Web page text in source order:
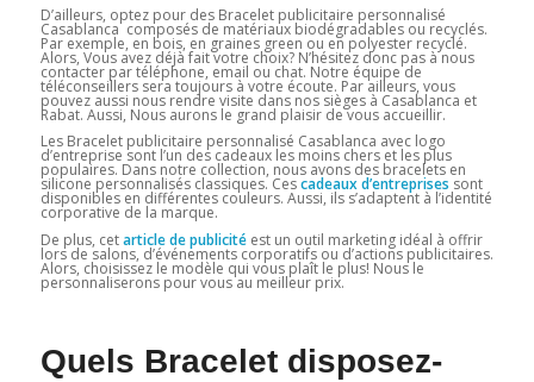
D’ailleurs, optez pour des Bracelet publicitaire personnalisé
Casablanca composés de matériaux biodégradables ou recyclés.
Par exemple, en bois, en graines green ou en polyester recyclé.
Alors, Vous avez déjà fait votre choix? N’hésitez donc pas à nous
contacter par téléphone, email ou chat. Notre équipe de
téléconseillers sera toujours à votre écoute. Par ailleurs, vous
pouvez aussi nous rendre visite dans nos sièges à Casablanca et
Rabat. Aussi, Nous aurons le grand plaisir de vous accueillir.
Les Bracelet publicitaire personnalisé Casablanca avec logo
d’entreprise sont l’un des cadeaux les moins chers et les plus
populaires. Dans notre collection, nous avons des bracelets en
silicone personnalisés classiques. Cescadeaux d’entreprises sont
disponibles en différentes couleurs. Aussi, ils s’adaptent à l’identité
corporative de la marque.
De plus, cetarticle de publicitéest un outil marketing idéal à offrir
lors de salons, d’événements corporatifs ou d’actions publicitaires.
Alors, choisissez le modèle qui vous plaît le plus! Nous le
personnaliserons pour vous au meilleur prix.
Quels Bracelet disposez-